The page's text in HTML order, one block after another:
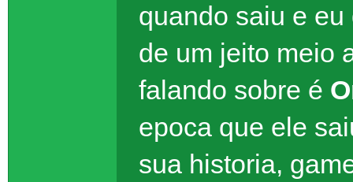
quando saiu e
de um jeito meio
falando sobre é
epoca que ele
sua historia,